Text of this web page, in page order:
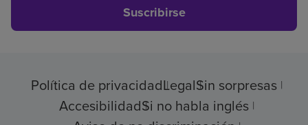
Suscribirse
Política de privacidadLegalSin sorpresas
AccesibilidadSi no habla inglés